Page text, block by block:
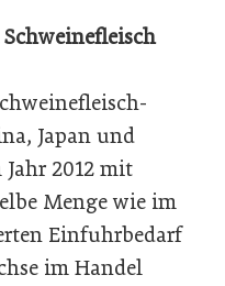
Japan und
2012 mit
Menge wie im
Einfuhrbedarf
im Handel